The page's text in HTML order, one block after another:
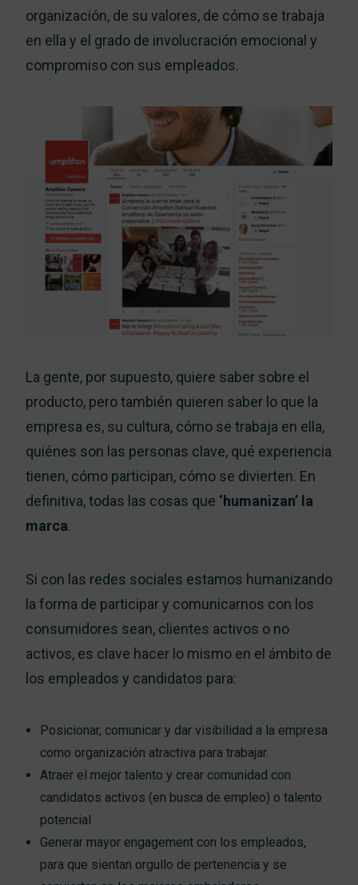
organización, de su valores, de cómo se trabaja
en ella y el grado de involucración emocional y
compromiso con sus empleados.
La gente, por supuesto, quiere saber sobre el
producto, pero también quieren saber lo que la
empresa es, su cultura, cómo se trabaja en ella,
quiénes son las personas clave, qué experiencia
tienen, cómo participan, cómo se divierten. En
definitiva, todas las cosas que ‘humanizan’ la
marca.
Si con las redes sociales estamos humanizando
la forma de participar y comunicarnos con los
consumidores sean, clientes activos o no
activos, es clave hacer lo mismo en el ámbito de
los empleados y candidatos para:
Posicionar, comunicar y dar visibilidad a la empresa
como organización atractiva para trabajar.
Atraer el mejor talento y crear comunidad con
candidatos activos (en busca de empleo) o talento
potencial
Generar mayor engagement con los empleados,
para que sientan orgullo de pertenencia y se